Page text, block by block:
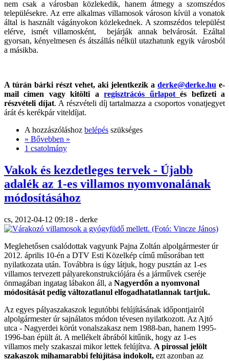
nem csak a városban közlekedik, hanem átmegy a szomszédos
településekre. Az erre alkalmas villamosok városon kívül a vonatok
által is használt vágányokon közlekednek. A szomszédos települést
elérve, ismét villamosként, bejárják annak belvárosát. Ezáltal
gyorsan, kényelmesen és átszállás nélkül utazhatunk egyik városból
a másikba.
A túrán bárki részt vehet, aki jelentkezik a derke@derke.hu e-
mail címen vagy kitölti aregisztrácós űrlapotés befizeti a
részvételi díjat. A részvételi díj tartalmazza a csoportos vonatjegyet
árát és kerékpár viteldíjat.
A hozzászóláshoz belépés szükséges
» Bővebben »
1 csatolmány
Vakok és kezdetleges tervek - Újabb
adalék az 1-es villamos nyomvonalának
módosításához
cs, 2012-04-12 09:18 - derke
Meglehetősen csalódottak vagyunk Pajna Zoltán alpolgármester úr
2012. április 10-én a DTV Esti Közelkép című műsorában tett
nyilatkozata után. Továbbra is úgy látjuk, hogy pusztán az 1-es
villamos tervezett pályarekonstrukciójára és a járművek cseréje
önmagában ingatag lábakon áll, a Nagyerdőn a nyomvonal
módosítását pedig változatlanul elfogadhatatlannak tartjuk.
Az egyes pályaszakaszok legutóbbi felújításának időpontjairól
alpolgármester úr sajnálatos módon tévesen nyilatkozott. Az Ajtó
utca - Nagyerdei körút vonalszakasz nem 1988-ban, hanem 1995-
1996-ban épült át. A mellékelt ábrából kitűnik, hogy az 1-es
villamos mely szakaszai mikor lettek felújítva. A pirossal jelölt
szakaszok mihamarabbi felújítása indokolt, ezt azonban az